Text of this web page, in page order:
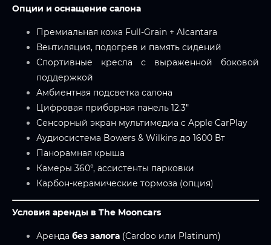
Опции и оснащение салона
Премиальная кожа Full-Grain + Alcantara
Вентиляция, подогрев и память сидений
Спортивные кресла с выраженной боковой
поддержкой
Амбиентная подсветка салона
Цифровая приборная панель 12.3"
Сенсорный экран мультимедиа с Apple CarPlay
Аудиосистема Bowers & Wilkins до 1600 Вт
Панорамная крыша
Камеры 360°, ассистенты парковки
Карбон-керамические тормоза (опция)
Условия аренды в The Mooncars
Аренда без залога (Cardoo или Platinum)